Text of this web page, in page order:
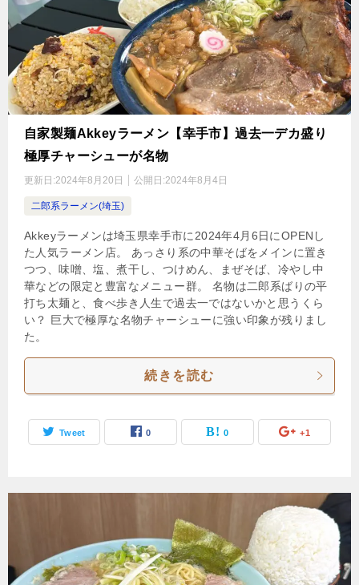
自家製麺Akkeyラーメン【幸手市】過去一デカ盛り
極厚チャーシューが名物
更新日:2024年8月20日 公開日:2024年8月4日
二郎系ラーメン(埼玉)
Akkeyラーメンは埼玉県幸手市に2024年4月6日にOPENし
た人気ラーメン店。 あっさり系の中華そばをメインに置き
つつ、味噌、塩、煮干し、つけめん、まぜそば、冷やし中
華などの限定と豊富なメニュー群。 名物は二郎系ばりの平
打ち太麺と、食べ歩き人生で過去一ではないかと思うくら
い？ 巨大で極厚な名物チャーシューに強い印象が残りまし
た。
続きを読む
Tweet 0 0 +1